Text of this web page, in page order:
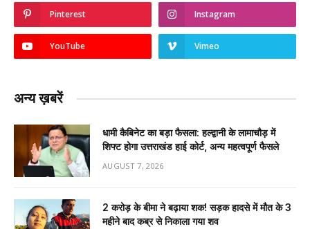
Pinterest Instagram
YouTube Vimeo
अन्य ख़बरें
धामी कैबिनेट का बड़ा फैसला: हल्द्वानी के लामाचौड़ में
शिफ्ट होगा उत्तराखंड हाई कोर्ट, अन्य महत्वपूर्ण फैसले
AUGUST 7, 2026
2 करोड़ के बीमा ने बढ़ाया शक! सड़क हादसे में मौत के 3
महीने बाद कब्र से निकाला गया शव